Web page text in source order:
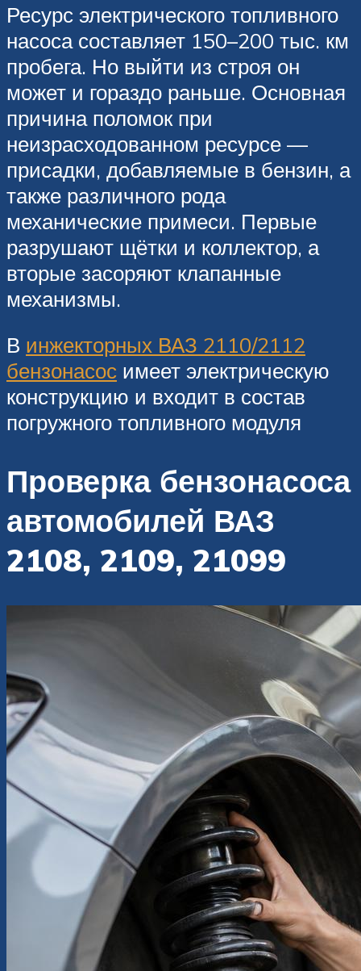
Ресурс электрического топливного
насоса составляет 150–200 тыс. км
пробега. Но выйти из строя он
может и гораздо раньше. Основная
причина поломок при
неизрасходованном ресурсе —
присадки, добавляемые в бензин, а
также различного рода
механические примеси. Первые
разрушают щётки и коллектор, а
вторые засоряют клапанные
механизмы.
В инжекторных ВАЗ 2110/2112
бензонасос имеет электрическую
конструкцию и входит в состав
погружного топливного модуля
Проверка бензонасоса
автомобилей ВАЗ
2108, 2109, 21099